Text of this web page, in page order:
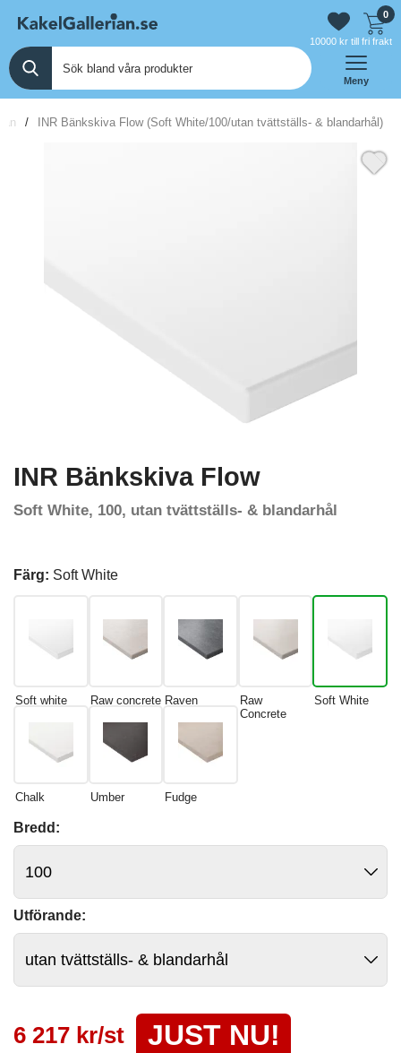
0
10000 kr till fri frakt
Meny
INR Bänkskiva Flow (Soft White/100/utan tvättställs- & blandarhål)
INR Bänkskiva Flow
Soft White, 100, utan tvättställs- & blandarhål
Färg: Soft White
Soft white Raw concrete Raven
Raw
Concrete
Soft White
Chalk Umber Fudge
Bredd:
Utförande:
6 217 kr/st JUST NU!